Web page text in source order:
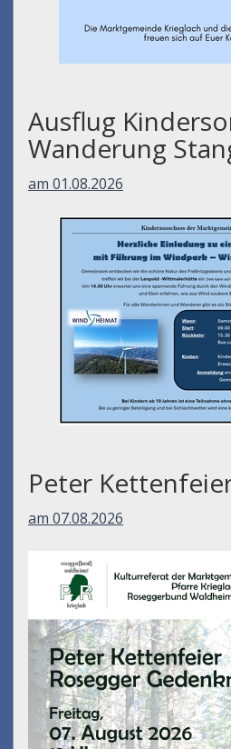
Ausflug
Wanderung
am 01.08.2026
Peter
am 07.08.2026